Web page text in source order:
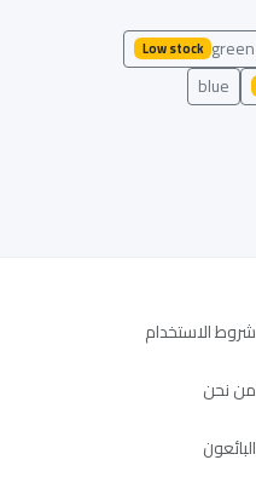
green
Low stock
blue
شروط الاستخدام
من نحن
البائعون